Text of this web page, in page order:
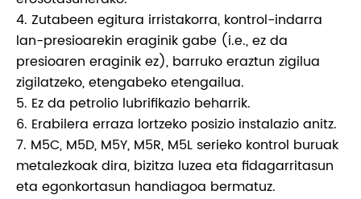
4. Zutabeen egitura irristakorra, kontrol-indarra
lan-presioarekin eraginik gabe (i.e., ez da
presioaren eraginik ez), barruko eraztun zigilua
zigilatzeko, etengabeko etengailua.
5. Ez da petrolio lubrifikazio beharrik.
6. Erabilera erraza lortzeko posizio instalazio anitz.
7. M5C, M5D, M5Y, M5R, M5L serieko kontrol buruak
metalezkoak dira, bizitza luzea eta fidagarritasun
eta egonkortasun handiagoa bermatuz.